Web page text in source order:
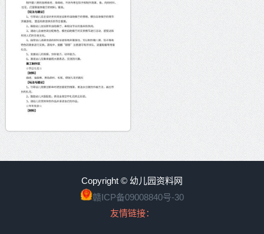
Copyright © 幼儿园资料网
赣ICP备09008840号-30
友情链接：